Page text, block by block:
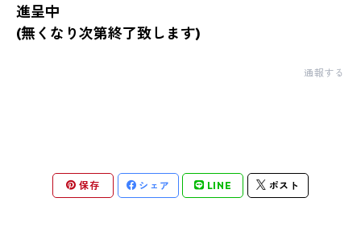
進呈中
(無くなり次第終了致します)
通報する
保存 シェア LINE ポスト